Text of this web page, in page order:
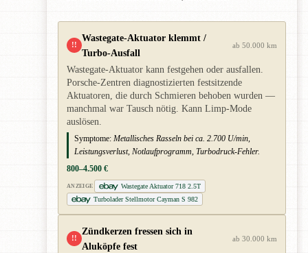
!!
Wastegate-Aktuator klemmt /
Turbo-Ausfall
ab 50.000 km
Wastegate-Aktuator kann festgehen oder ausfallen.
Porsche-Zentren diagnostizierten festsitzende
Aktuatoren, die durch Schmieren behoben wurden —
manchmal war Tausch nötig. Kann Limp-Mode
auslösen.
Symptome: Metallisches Rasseln bei ca. 2.700 U/min,
Leistungsverlust, Notlaufprogramm, Turbodruck-Fehler.
800–4.500 €
ANZEIGE
Wastegate Aktuator 718 2.5T
Turbolader Stellmotor Cayman S 982
!!
Zündkerzen fressen sich in
Aluköpfe fest
ab 30.000 km